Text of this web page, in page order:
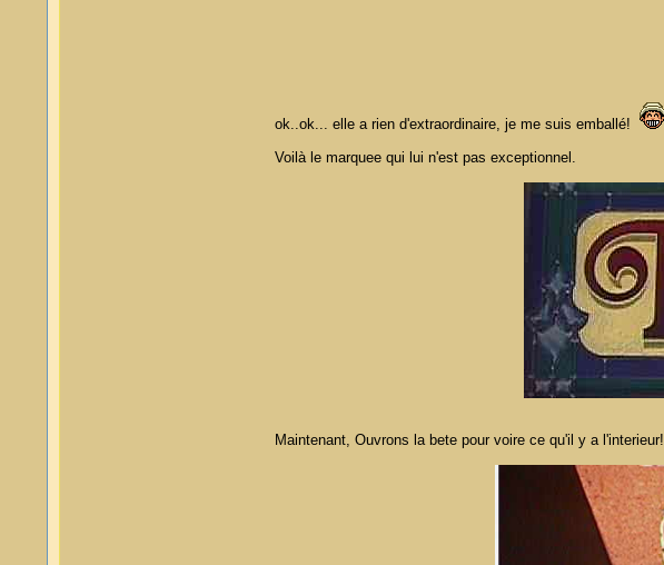
ok..ok... elle a rien d'extraordinaire, je me suis emballé!
Voilà le marquee qui lui n'est pas exceptionnel.
Maintenant, Ouvrons la bete pour voire ce qu'il y a l'interieur!